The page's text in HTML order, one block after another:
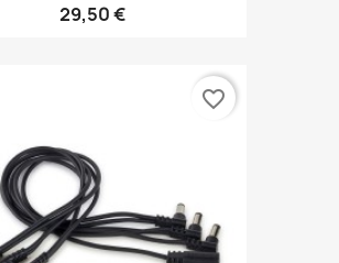
29,50 €
favorite_border